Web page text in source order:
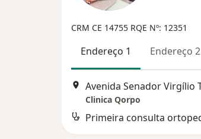
CRM CE 14755 RQE Nº: 12351
Endereço 1 Endereço 2
Clinica Qorpo